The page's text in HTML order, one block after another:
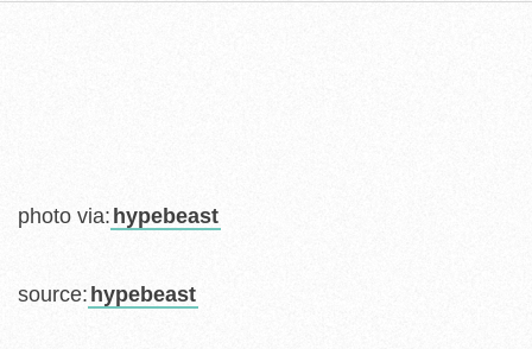
photo via: hypebeast
source: hypebeast